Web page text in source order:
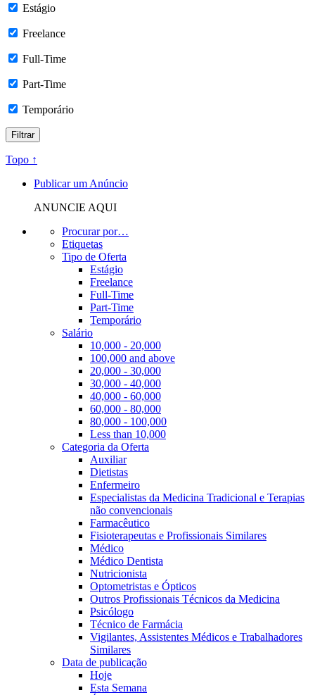
Estágio
Freelance
Full-Time
Part-Time
Temporário
Topo ↑
Publicar um Anúncio
ANUNCIE AQUI
Procurar por…
Etiquetas
Tipo de Oferta
Estágio
Freelance
Full-Time
Part-Time
Temporário
Salário
10,000 - 20,000
100,000 and above
20,000 - 30,000
30,000 - 40,000
40,000 - 60,000
60,000 - 80,000
80,000 - 100,000
Less than 10,000
Categoria da Oferta
Auxiliar
Dietistas
Enfermeiro
Especialistas da Medicina Tradicional e Terapias
não convencionais
Farmacêutico
Fisioterapeutas e Profissionais Similares
Médico
Médico Dentista
Nutricionista
Optometristas e Ópticos
Outros Profissionais Técnicos da Medicina
Psicólogo
Técnico de Farmácia
Vigilantes, Assistentes Médicos e Trabalhadores
Similares
Data de publicação
Hoje
Esta Semana